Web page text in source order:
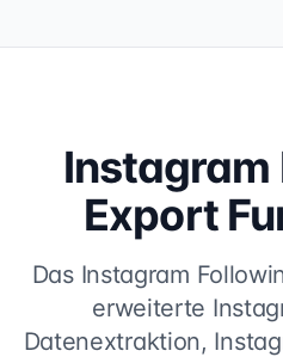
Instagram
Export
Das Instagram
erweiterte
Datenextraktion,